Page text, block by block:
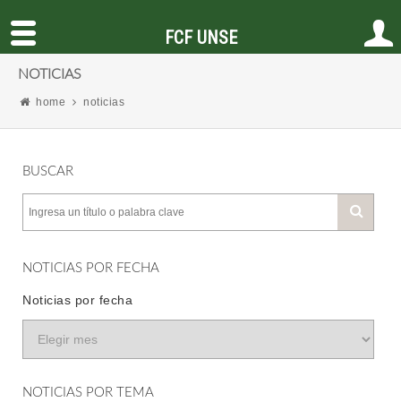
NOTICIAS
home noticias
BUSCAR
NOTICIAS POR FECHA
Noticias por fecha
NOTICIAS POR TEMA
FCF UNSE